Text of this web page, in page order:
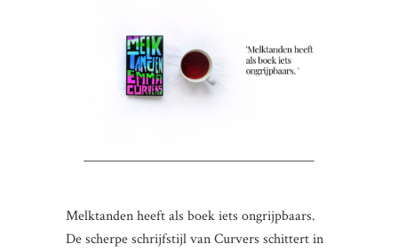
Melktanden heeft als boek iets ongrijpbaars.
De scherpe schrijfstijl van Curvers schittert in